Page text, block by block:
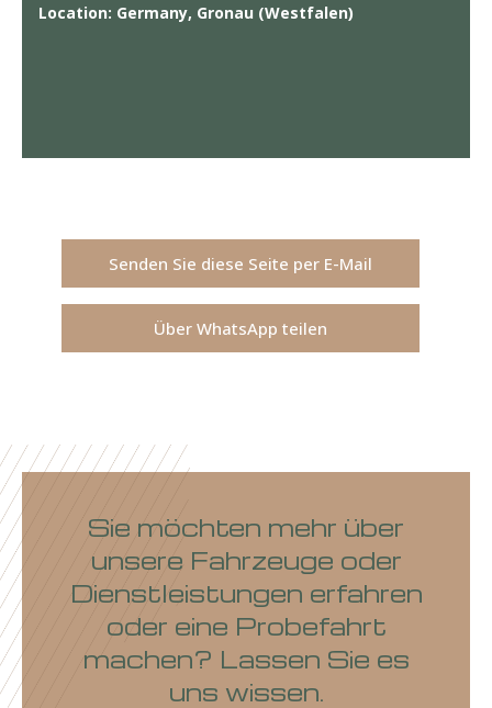
Location: Germany, Gronau (Westfalen)
Senden Sie diese Seite per E-Mail
Über WhatsApp teilen
Sie möchten mehr über
unsere Fahrzeuge oder
Dienstleistungen erfahren
oder eine Probefahrt
machen? Lassen Sie es
uns wissen.